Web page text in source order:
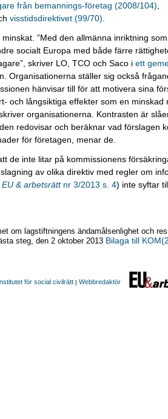
från bemannings-företag (2008/104)
visstidsdirektivet (99/70)
”Med den allmänna inriktning
socialt Europa med både färre
skriver LO, TCO och Saco i ett
Organisationerna ställer sig också
hänvisar till för att motivera sina
och långsiktiga effekter som en minskad
organisationerna. Kontrasten är
redovisar och beräknar vad förslagen
för företagen, menar de.
de inte litar på kommissionens
av olika direktiv med regler om
EU & arbetsrättnr 3/2013 s. 4) inte syftar
om lagstiftningens ändamålsenlighet och
steg, den 2 oktober 2013 Bilaga till
för social civilrätt | Webbredaktör